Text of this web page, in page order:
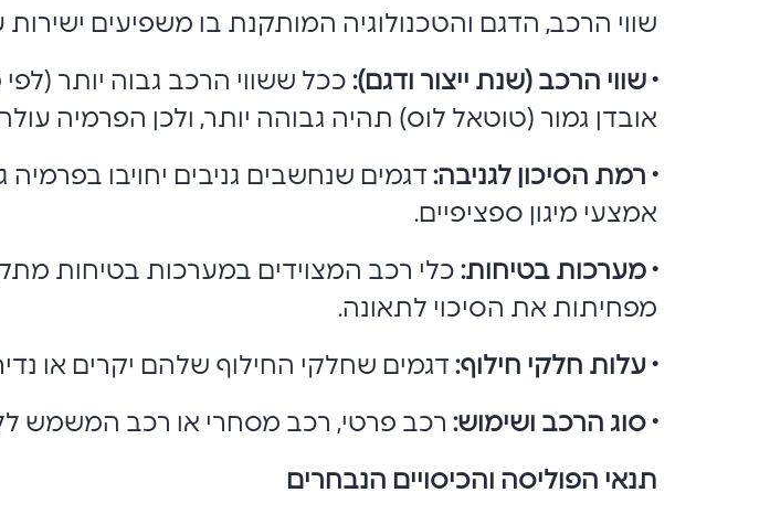
שווי הרכב, הדגם והטכנולוגיה המותקנת בו משפיעים ישירות
• שווי הרכב (שנת ייצור ודגם): ככל ששווי הרכב גבוה יותר (לפי
אובדן גמור (טוטאל לוס) תהיה גבוהה יותר, ולכן הפרמיה
• רמת הסיכון לגניבה: דגמים שנחשבים גניבים יחויבו
אמצעי מיגון ספציפיים.
• מערכות בטיחות: כלי רכב המצוידים במערכות בטיחות
מפחיתות את הסיכוי לתאונה.
• עלות חלקי חילוף: דגמים שחלקי החילוף שלהם יקרים או
• סוג הרכב ושימוש: רכב פרטי, רכב מסחרי או רכב המשמש
תנאי הפוליסה והכיסויים הנבחרים